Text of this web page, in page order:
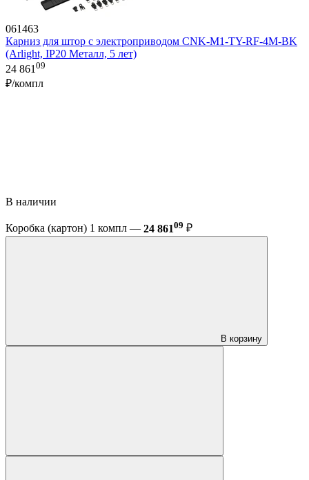
061463
Карниз для штор с электроприводом CNK-M1-TY-RF-4M-BK
(Arlight, IP20 Металл, 5 лет)
24 86109
₽/компл
В наличии
Коробка (картон) 1 компл — 24 86109 ₽
В корзину